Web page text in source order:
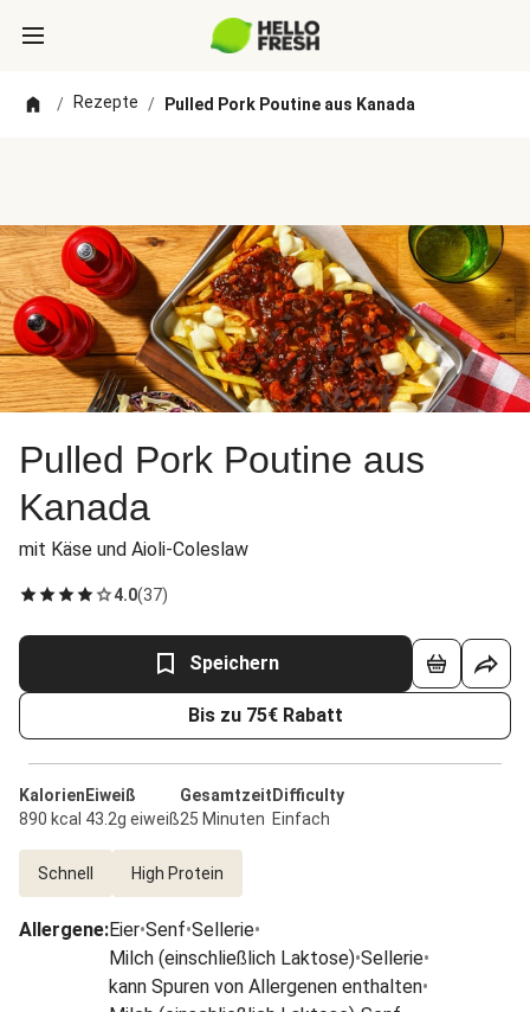
/ Rezepte / Pulled Pork Poutine aus Kanada
Pulled Pork Poutine aus
Kanada
mit Käse und Aioli-Coleslaw
4.0(37)
Speichern
Bis zu 75€ Rabatt
Kalorien
890 kcal
Eiweiß
43.2g eiweiß
Gesamtzeit
25 Minuten
Difficulty
Einfach
Schnell High Protein
Allergene:Eier•Senf•Sellerie•
Milch (einschließlich Laktose)•Sellerie•
kann Spuren von Allergenen enthalten•